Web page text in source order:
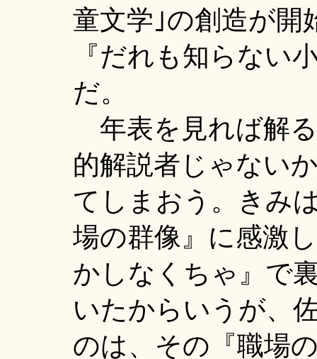
童文学｣の創造が開
『だれも知らない
だ。
年表を見れば解
的解説者じゃない
てしまおう。きみ
場の群像』に感激
かしなくちゃ』で
いたからいうが、
のは、その『職場